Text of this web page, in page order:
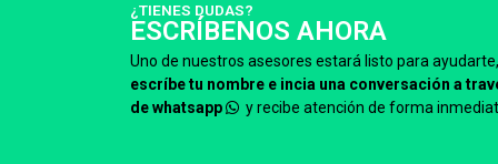
¿TIENES DUDAS?
ESCRÍBENOS AHORA
Uno de nuestros asesores estará listo para ayudarte,
escríbe tu nombre e incia una conversación a
de whatsapp
y recibe atención de forma